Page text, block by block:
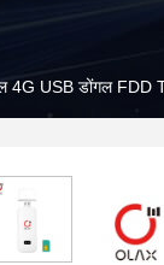
4G USB डोंगल